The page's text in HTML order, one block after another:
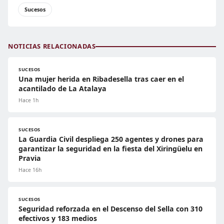
Sucesos
NOTICIAS RELACIONADAS
SUCESOS
Una mujer herida en Ribadesella tras caer en el
acantilado de La Atalaya
Hace 1h
SUCESOS
La Guardia Civil despliega 250 agentes y drones para
garantizar la seguridad en la fiesta del Xiringüelu en
Pravia
Hace 16h
SUCESOS
Seguridad reforzada en el Descenso del Sella con 310
efectivos y 183 medios